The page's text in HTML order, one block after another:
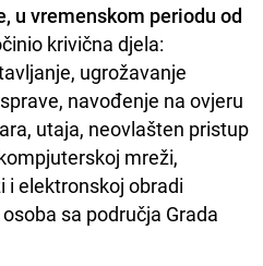
u vremenskom periodu od
krivična djela:
ugrožavanje
navođenje na ovjeru
utaja, neovlašten pristup
mreži,
elektronskoj obradi
sa područja Grada